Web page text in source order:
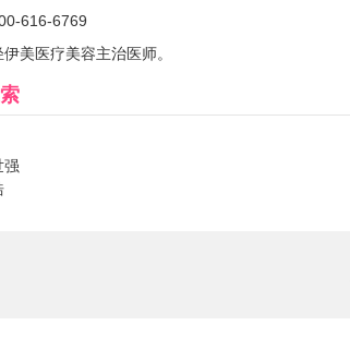
616-6769
美医疗美容主治医师。
强